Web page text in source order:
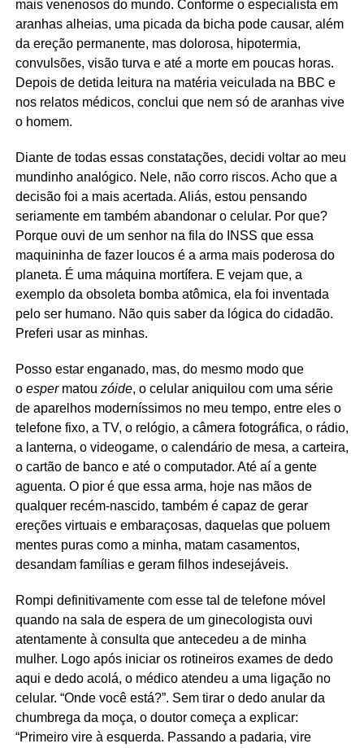
mais venenosos do mundo. Conforme o especialista em
aranhas alheias, uma picada da bicha pode causar, além
da ereção permanente, mas dolorosa, hipotermia,
convulsões, visão turva e até a morte em poucas horas.
Depois de detida leitura na matéria veiculada na BBC e
nos relatos médicos, conclui que nem só de aranhas vive
o homem.
Diante de todas essas constatações, decidi voltar ao meu
mundinho analógico. Nele, não corro riscos. Acho que a
decisão foi a mais acertada. Aliás, estou pensando
seriamente em também abandonar o celular. Por que?
Porque ouvi de um senhor na fila do INSS que essa
maquininha de fazer loucos é a arma mais poderosa do
planeta. É uma máquina mortífera. E vejam que, a
exemplo da obsoleta bomba atômica, ela foi inventada
pelo ser humano. Não quis saber da lógica do cidadão.
Preferi usar as minhas.
Posso estar enganado, mas, do mesmo modo que
o espermatou zóide, o celular aniquilou com uma série
de aparelhos moderníssimos no meu tempo, entre eles o
telefone fixo, a TV, o relógio, a câmera fotográfica, o rádio,
a lanterna, o videogame, o calendário de mesa, a carteira,
o cartão de banco e até o computador. Até aí a gente
aguenta. O pior é que essa arma, hoje nas mãos de
qualquer recém-nascido, também é capaz de gerar
ereções virtuais e embaraçosas, daquelas que poluem
mentes puras como a minha, matam casamentos,
desandam famílias e geram filhos indesejáveis.
Rompi definitivamente com esse tal de telefone móvel
quando na sala de espera de um ginecologista ouvi
atentamente à consulta que antecedeu a de minha
mulher. Logo após iniciar os rotineiros exames de dedo
aqui e dedo acolá, o médico atendeu a uma ligação no
celular. “Onde você está?”. Sem tirar o dedo anular da
chumbrega da moça, o doutor começa a explicar:
“Primeiro vire à esquerda. Passando a padaria, vire